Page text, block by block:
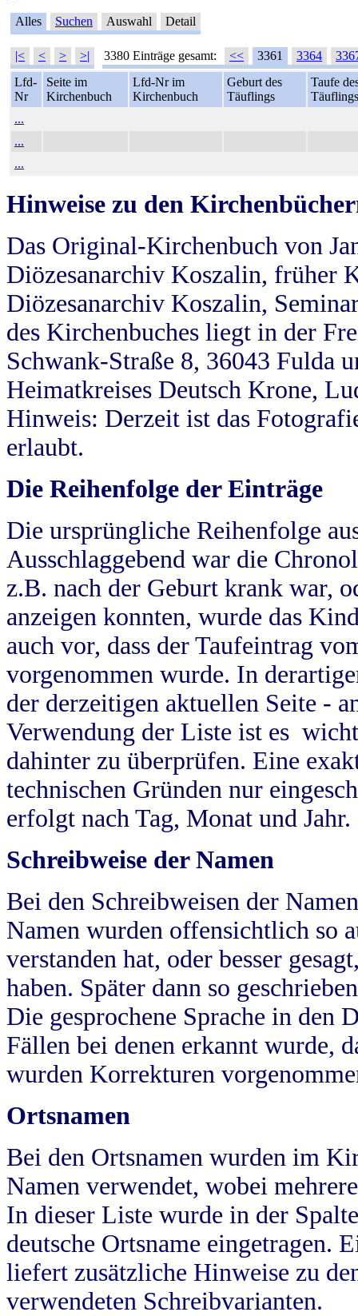
Alles Suchen Auswahl Detail
|< < > >| 3380 Einträge gesamt: << 3361 3364
Lfd-
Nr
Seite im
Kirchenbuch
Lfd-Nr im
Kirchenbuch
Geburt des
Täuflings
Taufe
Täuflings
...
...
...
Hinweise zu den
Das Original-Kirchenbuch von
Diözesanarchiv Koszalin, früher
Diözesanarchiv Koszalin,
des Kirchenbuches liegt in der
Schwank-Straße 8, 36043 Fulda
Heimatkreises Deutsch Krone,
Hinweis: Derzeit ist das
erlaubt.
Die Reihenfolge der Einträge
Die ursprüngliche Reihenfolge
Ausschlaggebend war die
z.B. nach der Geburt krank war,
anzeigen konnten, wurde das
auch vor, dass der Taufeintrag
vorgenommen wurde. In
der derzeitigen aktuellen Seite -
Verwendung der Liste ist es
dahinter zu überprüfen. Eine
technischen Gründen nur
erfolgt nach Tag, Monat und Jahr.
Schreibweise der Namen
Bei den Schreibweisen der
Namen wurden offensichtlich so
verstanden hat, oder besser
haben. Später dann so
Die gesprochene Sprache in
Fällen bei denen erkannt wurde,
wurden Korrekturen
Ortsnamen
Bei den Ortsnamen wurden im
Namen verwendet, wobei
In dieser Liste wurde in der
deutsche Ortsname eingetragen.
liefert zusätzliche Hinweise zu
verwendeten Schreibvarianten.